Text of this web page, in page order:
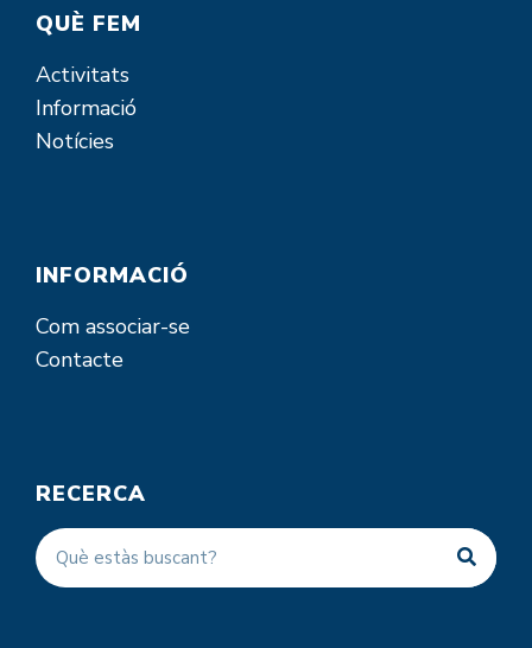
QUÈ FEM
Activitats
Informació
Notícies
INFORMACIÓ
Com associar-se
Contacte
RECERCA